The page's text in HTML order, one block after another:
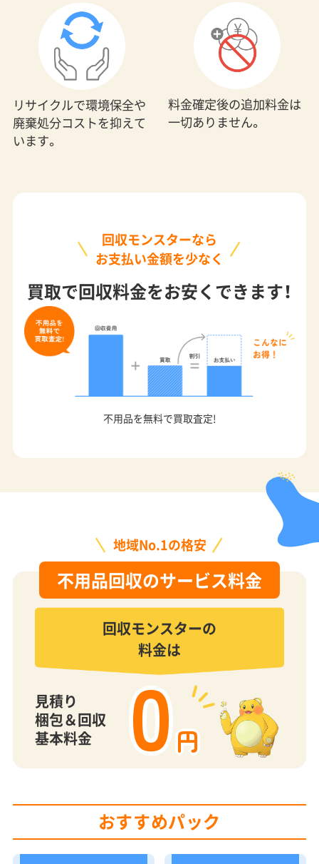
リサイクルで環境保全や
廃棄処分コストを抑えて
います。
料金確定後の追加料金は
一切ありません。
回収モンスターなら
お支払い金額を少なく
買取で回収料金をお安くできます！
不用品を無料で買取査定!
地域No.1の格安
不用品回収のサービス料金
回収モンスターの
料金は
見積り
梱包＆回収
基本料金
0円
おすすめパック